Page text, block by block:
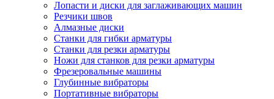
Лопасти и диски для заглаживающих машин
Резчики швов
Алмазные диски
Станки для гибки арматуры
Станки для резки арматуры
Ножи для станков для резки арматуры
Фрезеровальные машины
Глубинные вибраторы
Портативные вибраторы